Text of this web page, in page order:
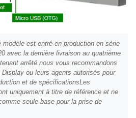
modèle est entré en production en série
avec la dernière livraison au quatrième
arrêté.nous vous recommandons
ou leurs agents autorisés pour
et de spécificationsLes
uniquement à titre de référence et ne
seule base pour la prise de